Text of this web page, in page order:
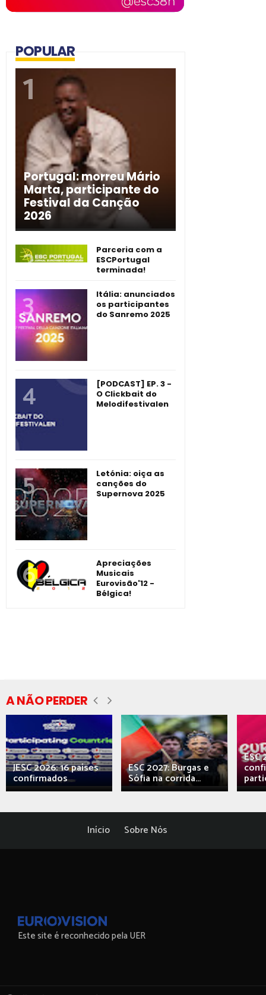
POPULAR
Portugal: morreu Mário
Marta, participante do
Festival da Canção
2026
Parceria com a
ESCPortugal
terminada!
Itália: anunciados
os participantes
do Sanremo 2025
[PODCAST] EP. 3 -
O Clickbait do
Melodifestivalen
Letónia: oiça as
canções do
Supernova 2025
Apreciações
Musicais
Eurovisão'12 -
Bélgica!
A NÃO PERDER
JESC 2026: 16 países
confirmados
ESC 2027: Burgas e
Sófia na corrida...
ESC
Início Sobre Nós
Este site é reconhecido pela UER